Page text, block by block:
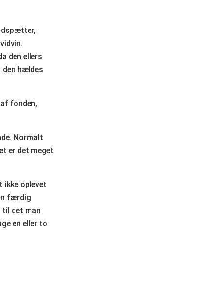
den ellers
den hældes
fonden,
Normalt
er det meget
ikke oplevet
færdig
til det man
en eller to